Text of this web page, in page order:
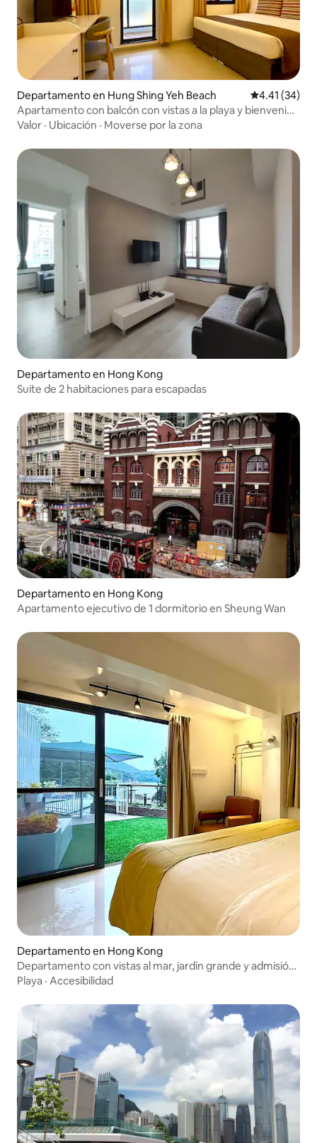
Departamento en Hung Shing Yeh Beach Calificación
4.41 (34)
Apartamento con balcón con vistas a la playa y bienvenida
para mascotas-25A
Valor · Ubicación · Moverse por la zona
Departamento en Hong Kong
Suite de 2 habitaciones para escapadas
Departamento en Hong Kong
Apartamento ejecutivo de 1 dormitorio en Sheung Wan
Departamento en Hong Kong
Departamento con vistas al mar, jardín grande y admisión
de mascotas (24GC)
Playa · Accesibilidad